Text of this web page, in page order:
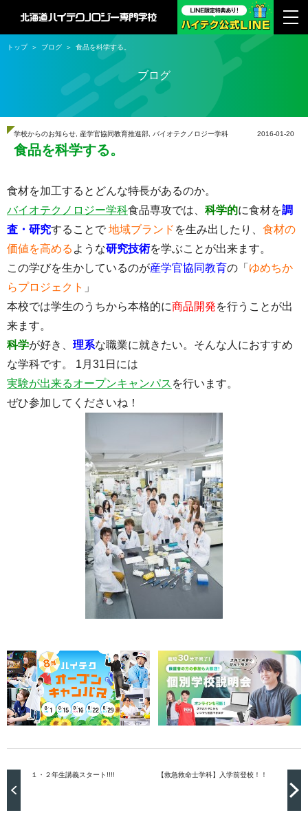
ブログ
トップ ブログ 食品を科学する。
2016-01-20
学校からのお知らせ 産学官協同教育推進部 バイオテクノロジー学科
食品を科学する。
食材を加工するとどんな特長があるのか。
バイオテクノロジー学科食品専攻では、 科学的に食材を調
査・研究することで 地域ブランド を生み出したり、 食材の
価値を高める ような研究技術を学ぶことが出来ます。
この学びを生かしているのが産学官協同教育の「 ゆめちか
らプロジェクト 」
本校では学生のうちから本格的に商品開発を行うことが出
来ます。
科学が好き、 理系な職業に就きたい。そんな人におすすめ
な学科です。 1月31日には
実験が出来るオープンキャンパス を行います。
ぜひ参加してくださいね！
１・２年生講義スタート!!!! 【救急救命士学科】入学前登校！！